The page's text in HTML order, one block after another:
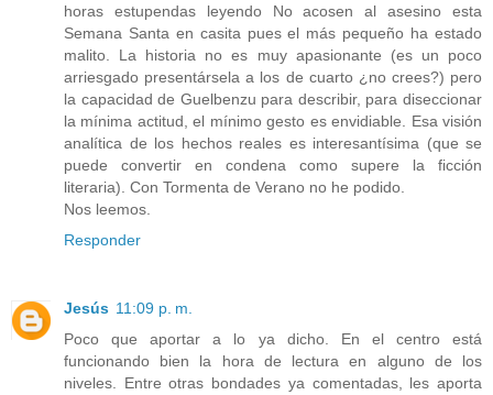
horas estupendas leyendo No acosen al asesino esta
Semana Santa en casita pues el más pequeño ha estado
malito. La historia no es muy apasionante (es un poco
arriesgado presentársela a los de cuarto ¿no crees?) pero
la capacidad de Guelbenzu para describir, para diseccionar
la mínima actitud, el mínimo gesto es envidiable. Esa visión
analítica de los hechos reales es interesantísima (que se
puede convertir en condena como supere la ficción
literaria). Con Tormenta de Verano no he podido.
Nos leemos.
Responder
Jesús 11:09 p. m.
Poco que aportar a lo ya dicho. En el centro está
funcionando bien la hora de lectura en alguno de los
niveles. Entre otras bondades ya comentadas, les aporta